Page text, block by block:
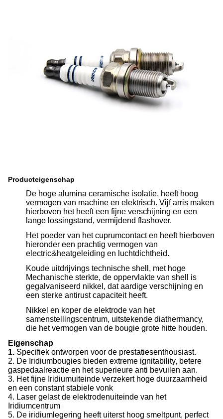
Producteigenschap
De hoge alumina ceramische isolatie, heeft hoog
vermogen van machine en elektrisch. Vijf arris maken
hierboven het heeft een fijne verschijning en een
lange lossingstand, vermijdend flashover.
Het poeder van het cuprumcontact en heeft hierboven
hieronder een prachtig vermogen van
electric&heatgeleiding en luchtdichtheid.
Koude uitdrijvings technische shell, met hoge
Mechanische sterkte, de oppervlakte van shell is
gegalvaniseerd nikkel, dat aardige verschijning en
een sterke antirust capaciteit heeft.
Nikkel en koper de elektrode van het
samenstellingscentrum, uitstekende diathermancy,
die het vermogen van de bougie grote hitte houden.
Eigenschap
1. Specifiek ontworpen voor de prestatiesenthousiast.
2. De Iridiumbougies bieden extreme ignitability, betere
gaspedaalreactie en het superieure anti bevuilen aan.
3. Het fijne Iridiumuiteinde verzekert hoge duurzaamheid
en een constant stabiele vonk
4. Laser gelast de elektrodenuiteinde van het
Iridiumcentrum
5. De iridiumlegering heeft uiterst hoog smeltpunt, perfect